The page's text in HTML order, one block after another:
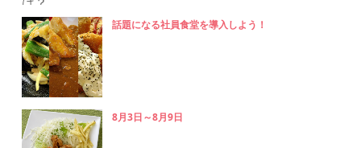
話題になる社員食堂を導入しよう！
8月3日～8月9日